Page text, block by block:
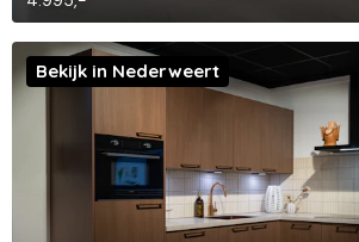
Bekijk in Nederweert